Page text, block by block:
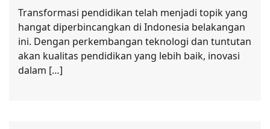
Transformasi pendidikan telah menjadi topik yang
hangat diperbincangkan di Indonesia belakangan
ini. Dengan perkembangan teknologi dan tuntutan
akan kualitas pendidikan yang lebih baik, inovasi
dalam […]